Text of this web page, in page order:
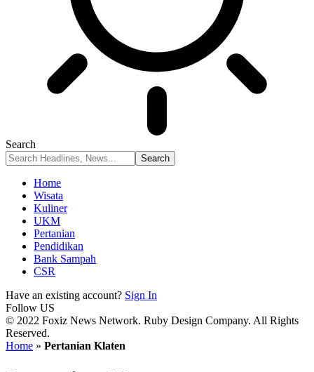
Search
Home
Wisata
Kuliner
UKM
Pertanian
Pendidikan
Bank Sampah
CSR
Have an existing account? Sign In
Follow US
© 2022 Foxiz News Network. Ruby Design Company. All Rights
Reserved.
Home » Pertanian Klaten